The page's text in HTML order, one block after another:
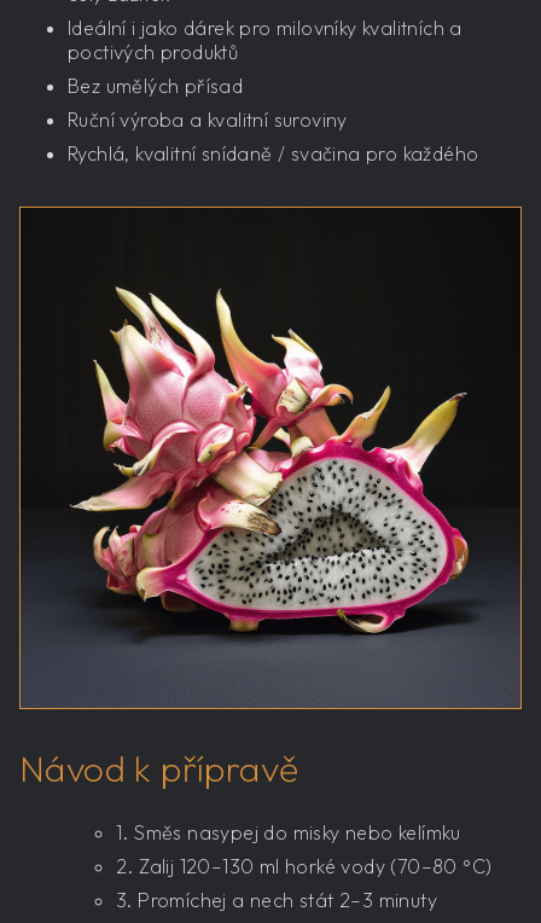
Ideální i jako dárek pro milovníky kvalitních a
poctivých produktů
Bez umělých přísad
Ruční výroba a kvalitní suroviny
Rychlá, kvalitní snídaně / svačina pro každého
Návod k přípravě
1. Směs nasypej do misky nebo kelímku
2. Zalij 120–130 ml horké vody (70–80 °C)
3. Promíchej a nech stát 2–3 minuty